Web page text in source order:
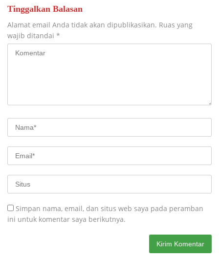
Tinggalkan Balasan
Alamat email Anda tidak akan dipublikasikan. Ruas yang
wajib ditandai *
Simpan nama, email, dan situs web saya pada peramban
ini untuk komentar saya berikutnya.